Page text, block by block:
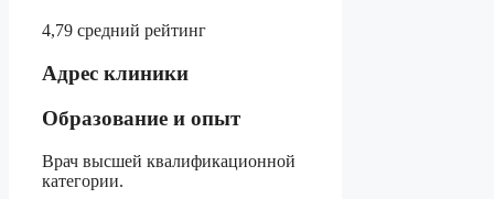
4,79 средний рейтинг
Адрес клиники
Образование и опыт
Врач высшей квалификационной
категории.